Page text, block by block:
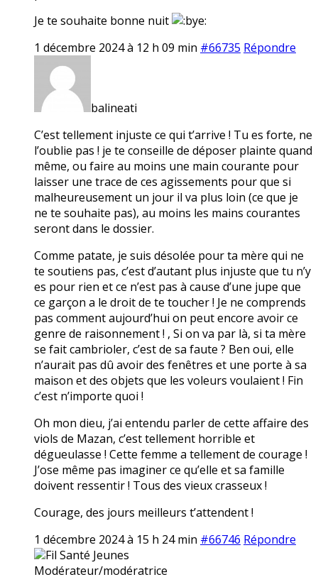
Je te souhaite bonne nuit
1 décembre 2024 à 12 h 09 min #66735 Répondre
balineati
C’est tellement injuste ce qui t’arrive ! Tu es forte, ne
l’oublie pas ! je te conseille de déposer plainte quand
même, ou faire au moins une main courante pour
laisser une trace de ces agissements pour que si
malheureusement un jour il va plus loin (ce que je
ne te souhaite pas), au moins les mains courantes
seront dans le dossier.
Comme patate, je suis désolée pour ta mère qui ne
te soutiens pas, c’est d’autant plus injuste que tu n’y
es pour rien et ce n’est pas à cause d’une jupe que
ce garçon a le droit de te toucher ! Je ne comprends
pas comment aujourd’hui on peut encore avoir ce
genre de raisonnement ! , Si on va par là, si ta mère
se fait cambrioler, c’est de sa faute ? Ben oui, elle
n’aurait pas dû avoir des fenêtres et une porte à sa
maison et des objets que les voleurs voulaient ! Fin
c’est n’importe quoi !
Oh mon dieu, j’ai entendu parler de cette affaire des
viols de Mazan, c’est tellement horrible et
dégueulasse ! Cette femme a tellement de courage !
J’ose même pas imaginer ce qu’elle et sa famille
doivent ressentir ! Tous des vieux crasseux !
Courage, des jours meilleurs t’attendent !
1 décembre 2024 à 15 h 24 min #66746 Répondre
Fil Santé Jeunes
Modérateur/modératrice